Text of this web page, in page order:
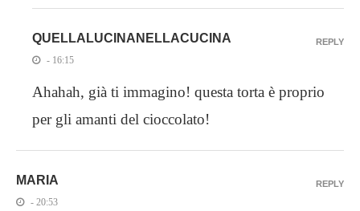
QUELLALUCINANELLACUCINA
- 16:15
Ahahah, già ti immagino! questa torta è proprio
per gli amanti del cioccolato!
REPLY
MARIA
- 20:53
REPLY